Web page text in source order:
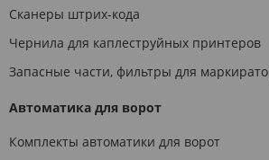
Сканеры штрих-кода
Чернила для каплеструйных принтеров
Запасные части, фильтры для
Автоматика для ворот
Комплекты автоматики для ворот